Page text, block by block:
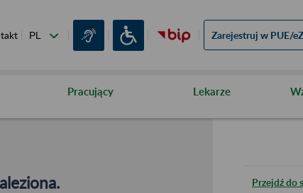
Zarejestruj w PUE/
Pracujący Lekarze
Przejdź do